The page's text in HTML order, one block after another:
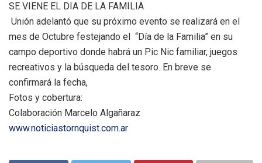
SE VIENE EL DIA DE LA FAMILIA
Unión adelantó que su próximo evento se realizará en el
mes de Octubre festejando el “Día de la Familia” en su
campo deportivo donde habrá un Pic Nic familiar, juegos
recreativos y la búsqueda del tesoro. En breve se
confirmará la fecha,
Fotos y cobertura:
Colaboración Marcelo Algañaraz
www.noticiastornquist.com.ar